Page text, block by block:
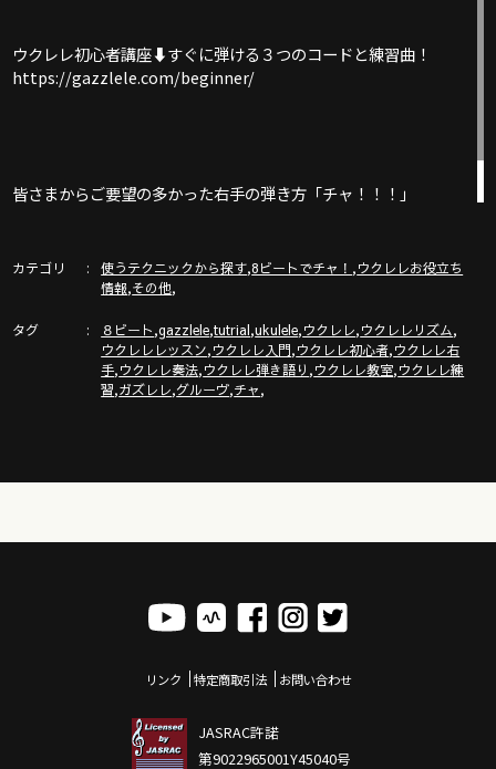
ウクレレ初心者講座⬇︎すぐに弾ける３つのコードと練習曲！
https://gazzlele.com/beginner/
皆さまからご要望の多かった右手の弾き方「チャ！！！」
カテゴリ 使うテクニックから探す,8ビートでチャ！ ,ウクレレお役立ち
情報,その他,
タグ ８ビート,gazzlele,tutrial,ukulele,ウクレレ,ウクレレリズム,
ウクレレレッスン,ウクレレ入門,ウクレレ初心者,ウクレレ右
手,ウクレレ奏法,ウクレレ弾き語り ,ウクレレ教室,ウクレレ練
習,ガズレレ,グルーヴ,チャ,
リンク 特定商取引法 お問い合わせ
JASRAC許諾
第9022965001Y45040号